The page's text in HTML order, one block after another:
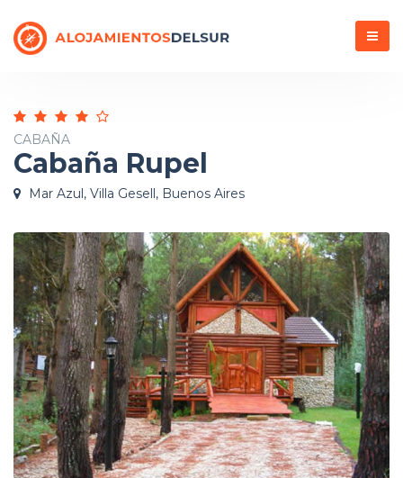
Menú
CABAÑA
Cabaña Rupel
Mar Azul, Villa Gesell, Buenos Aires